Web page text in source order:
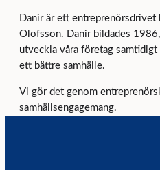
Danir är ett entreprenörsdrivet
Olofsson. Danir bildades
utveckla våra företag
ett bättre samhälle.
Vi gör det genom
samhällsengagemang.